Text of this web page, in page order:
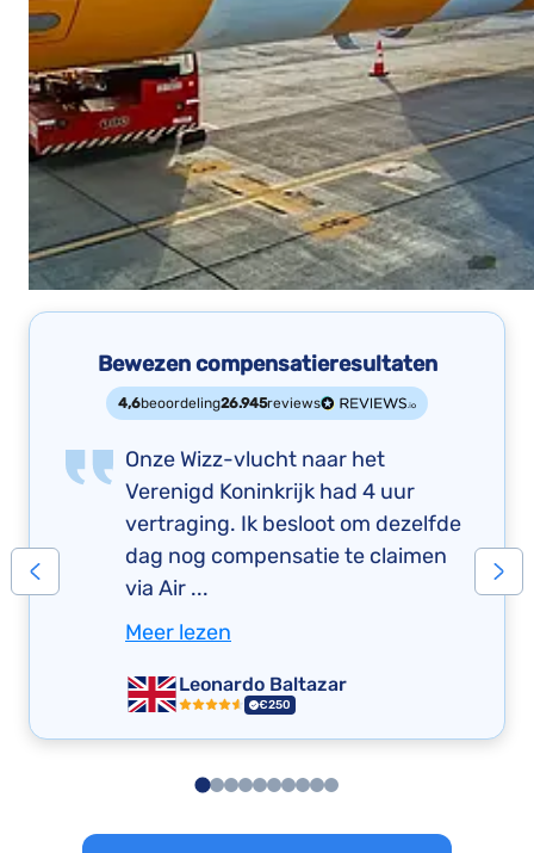
Bewezen compensatieresultaten
4,6beoordeling26.945reviews
Onze Wizz-vlucht naar het
Verenigd Koninkrijk had 4 uur
vertraging. Ik besloot om dezelfde
dag nog compensatie te claimen
via Air ...
Meer lezen
Leonardo Baltazar
€250